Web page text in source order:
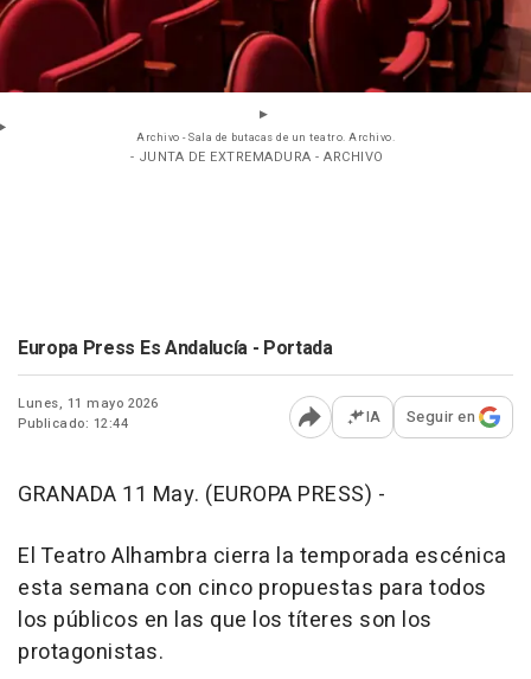
Archivo - Sala de butacas de un teatro. Archivo.
- JUNTA DE EXTREMADURA - ARCHIVO
Europa Press Es Andalucía - Portada
Lunes, 11 mayo 2026
Publicado: 12:44
Abrir opciones para
IA Seguir en
GRANADA 11 May. (EUROPA PRESS) -
El Teatro Alhambra cierra la temporada escénica
esta semana con cinco propuestas para todos
los públicos en las que los títeres son los
protagonistas.